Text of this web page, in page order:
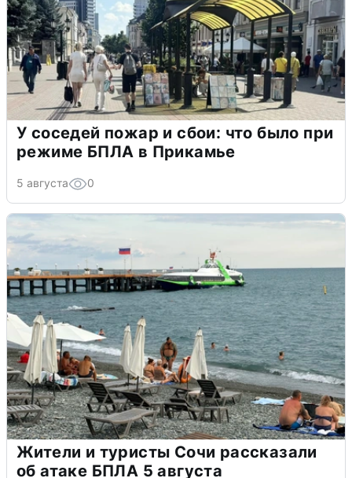
У соседей пожар и сбои: что было при
режиме БПЛА в Прикамье
5 августа 0
Жители и туристы Сочи рассказали
об атаке БПЛА 5 августа